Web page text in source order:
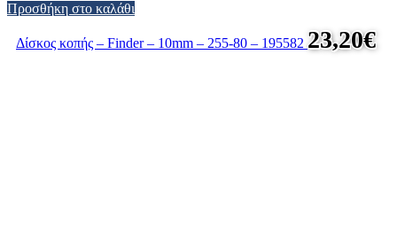
Προσθήκη στο καλάθι
Δίσκος κοπής – Finder – 10mm – 255-80 – 195582 23,20€